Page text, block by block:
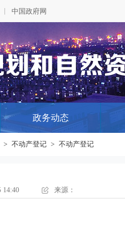
中国政府网
政务动态
> 不动产登记 > 不动产登记
14:40 来源：